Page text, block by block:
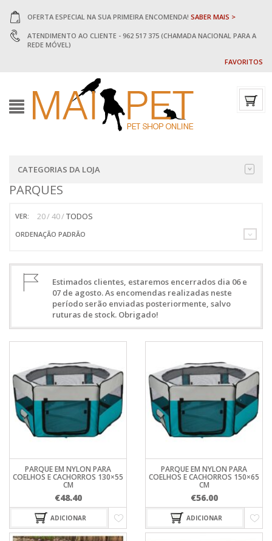
OFERTA ESPECIAL NA SUA PRIMEIRA ENCOMENDA! SABER MAIS >
ATENDIMENTO AO CLIENTE - 962 517 375 (CHAMADA NACIONAL PARA A
REDE MÓVEL)
FAVORITOS
CATEGORIAS DA LOJA
PARQUES
VER: 20 40 TODOS
ORDENAÇÃO PADRÃO
Estimados clientes, estaremos encerrados dia 06 e
07 de agosto. As encomendas realizadas neste
período serão enviadas posteriormente, salvo
ruturas de stock. Obrigado!
PARQUE EM NYLON PARA
COELHOS E CACHORROS 130×55
CM
€48.40
ADICIONAR
PARQUE EM NYLON PARA
COELHOS E CACHORROS 150×65
CM
€56.00
ADICIONAR